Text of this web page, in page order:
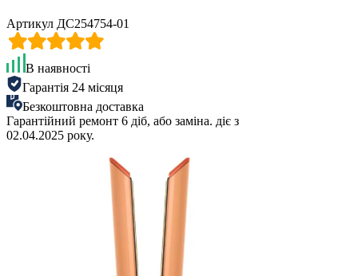
Артикул ДС254754-01
В наявності
Гарантія 24 місяця
Безкоштовна доставка
Гарантійний ремонт 6 діб, або заміна. діє з
02.04.2025 року.